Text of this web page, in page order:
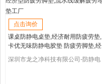
点击询价
课桌防静电桌垫,经济耐用防疲劳垫,
卡优无味防静电胶垫 防疲劳脚垫,经
济型防疲劳脚垫,流水线缓解疲劳地
垫工厂
深圳市龙之净科技有限公司-防静电